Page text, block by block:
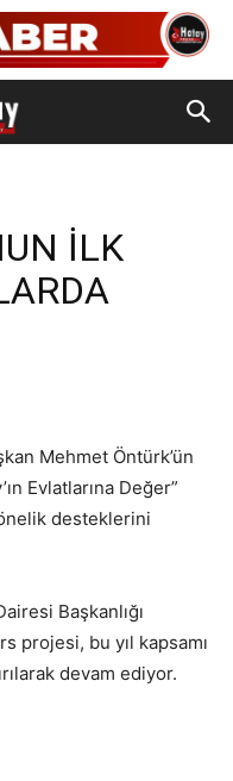
İLK
Mehmet Öntürk’ün
Evlatlarına Değer”
desteklerini
Başkanlığı
projesi, bu yıl kapsamı
devam ediyor.